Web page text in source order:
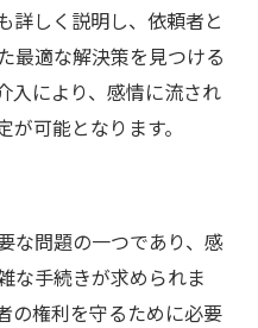
詳しく説明し、依頼者と
最適な解決策を見つける
入により、感情に流され
可能となります。
な問題の一つであり、感
な手続きが求められま
の権利を守るために必要